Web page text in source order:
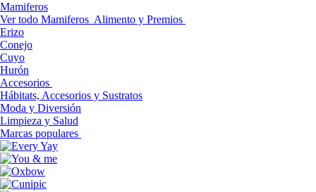
Mamiferos
Ver todo Mamiferos Alimento y Premios
Erizo
Conejo
Cuyo
Hurón
Accesorios
Hábitats, Accesorios y Sustratos
Moda y Diversión
Limpieza y Salud
Marcas populares